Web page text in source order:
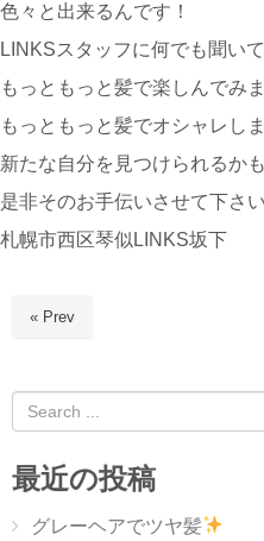
色々と出来るんです！
LINKSスタッフに何でも聞い
もっともっと髪で楽しんでみ
もっともっと髪でオシャレし
新たな自分を見つけられるか
是非そのお手伝いさせて下さ
札幌市西区琴似LINKS坂下
« Prev
最近の投稿
グレーヘアでツヤ髪